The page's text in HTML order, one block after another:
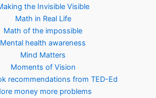
the Invisible Visible
Math in Real Life
Math of the impossible
Mental health awareness
Mind Matters
Moments of Vision
recommendations from TED-Ed
money more problems